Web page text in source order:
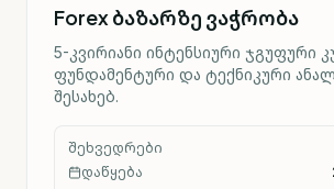
Forex ბაზარზე ვაჭრობა
5-კვირიანი ინტენსიური ჯგუფური
ფუნდამენტური და ტექნიკური
შესახებ.
შეხვედრები
დაწყება